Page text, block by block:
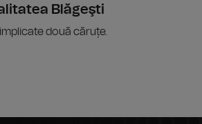
Blăgeşti
două căruțe.